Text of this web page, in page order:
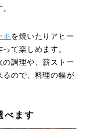
キ を焼いたりアヒー
て楽しめます。
調理や、薪ストー
るので、料理の幅が
べます